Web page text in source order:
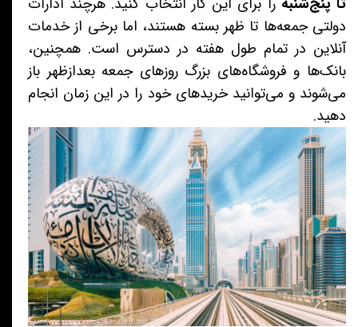
دولتی جمعه‌ها تا ظهر بسته هستند، اما برخی از خدمات
آنلاین در تمام طول هفته در دسترس است. همچنین،
بانک‌ها و فروشگاه‌های بزرگ روزهای جمعه بعدازظهر باز
می‌شوند و می‌توانید خریدهای خود را در این زمان انجام
دهید.